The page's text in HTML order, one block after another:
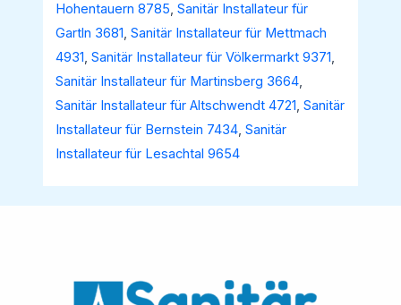
Hohentauern 8785,Sanitär Installateur für
Gartln 3681,Sanitär Installateur für Mettmach
4931,Sanitär Installateur für Völkermarkt 9371,
Sanitär Installateur für Martinsberg 3664,
Sanitär Installateur für Altschwendt 4721,Sanitär
Installateur für Bernstein 7434,Sanitär
Installateur für Lesachtal 9654